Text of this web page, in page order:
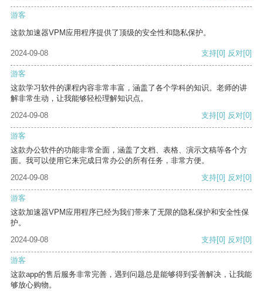
游客
这款加速器VPM应用程序提供了顶级的安全性和隐私保护。
2024-09-08 支持[0] 反对[0]
游客
这款学习软件的课程内容非常丰富，涵盖了各个学科的知识。老师的讲
解非常生动，让我能够轻松理解知识点。
2024-09-08
支持[0] 反对[0]
游客
这款办公软件的功能非常全面，涵盖了文档、表格、演示文稿等各个方
面。我可以使用它来完成日常办公的所有任务，非常方便。
2024-09-08
支持[0] 反对[0]
游客
这款加速器VPM应用程序已经为我们带来了无限的隐私保护和安全性保
护。
2024-09-08
支持[0] 反对[0]
游客
这款app的售后服务非常完善，遇到问题总是能够得到妥善解决，让我能
够放心购物。